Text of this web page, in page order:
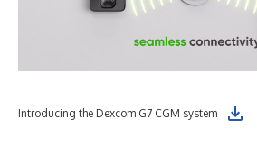
Introducing the Dexcom G7 CGM system